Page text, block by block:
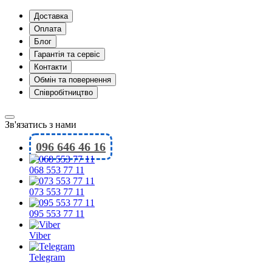
Доставка
Оплата
Блог
Гарантія та сервіс
Контакти
Обмін та повернення
Співробітництво
Зв'язатись з нами
096 646 46 16
068 553 77 11
073 553 77 11
095 553 77 11
Viber
Telegram